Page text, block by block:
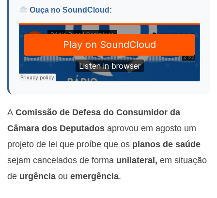
Ouça no SoundCloud:
A Comissão de Defesa do Consumidor da
Câmara dos Deputados aprovou em agosto um
projeto de lei que proíbe que os planos de saúde
sejam cancelados de forma unilateral, em situação
de urgência ou emergência.